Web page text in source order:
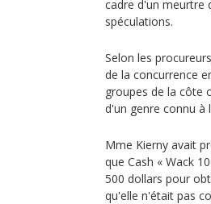
cadre d'un meurtre
spéculations.
Selon les
de la concurrence
groupes de la côte
d'un genre connu à
Mme Kierny avait
que Cash « Wack
500 dollars pour
qu'elle n'était pas